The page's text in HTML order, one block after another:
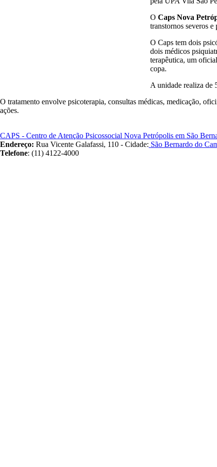
O Caps Nova
transtornos severos e
O Caps tem dois
dois médicos
terapêutica, um
copa.
A unidade realiza de
O tratamento envolve psicoterapia, consultas médicas, medicação,
ações.
CAPS - Centro de Atenção Psicossocial Nova Petrópolis em São
Endereço: Rua Vicente Galafassi, 110 - Cidade: São Bernardo do
Telefone: (11) 4122-4000